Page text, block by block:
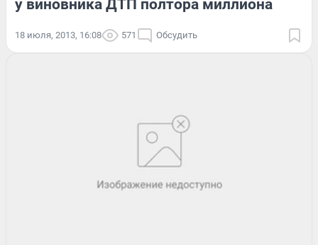
у виновника ДТП полтора миллиона
18 июля, 2013, 16:08 571 Обсудить